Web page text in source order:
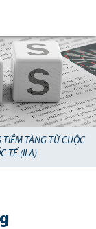
TIỀM TÀNG TỪ CUỘC
TẾ (ILA)